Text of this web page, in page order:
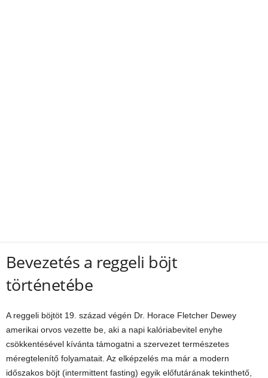
Bevezetés a reggeli böjt
történetébe
A reggeli böjtöt 19. század végén Dr. Horace Fletcher Dewey
amerikai orvos vezette be, aki a napi kalóriabevitel enyhe
csökkentésével kívánta támogatni a szervezet természetes
méregtelenítő folyamatait. Az elképzelés ma már a modern
időszakos böjt (intermittent fasting) egyik előfutárának tekinthető,